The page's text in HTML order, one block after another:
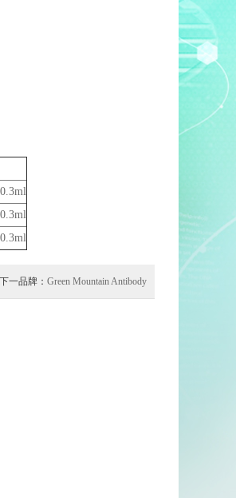
下一品牌： Green Mountain Antibody